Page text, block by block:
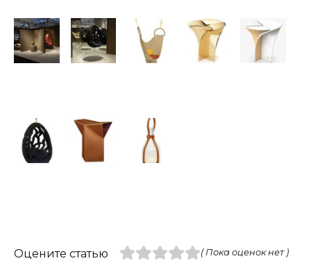
Оцените статью ( Пока оценок нет )